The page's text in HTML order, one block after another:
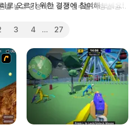
로 오르기 위한 경쟁에 참여해보세요!
을 놓고 경쟁하고 높은 점수를 자랑할 권리
3 4 ... 27